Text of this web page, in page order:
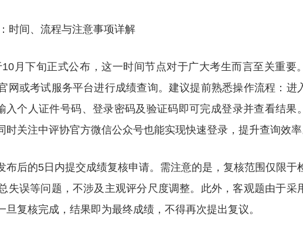
时间、流程与注意事项详解
月下旬正式公布，这一时间节点对于广大考生而言至关重要
网或考试服务平台进行成绩查询。建议提前熟悉操作流程：进
入个人证件号码、登录密码及验证码即可完成登录并查看结果
关注中评协官方微信公众号也能实现快速登录，提升查询效率
布后的5日内提交成绩复核申请。需注意的是，复核范围仅限于
失误等问题，不涉及主观评分尺度调整。此外，客观题由于采
复核完成，结果即为最终成绩，不得再次提出复议。